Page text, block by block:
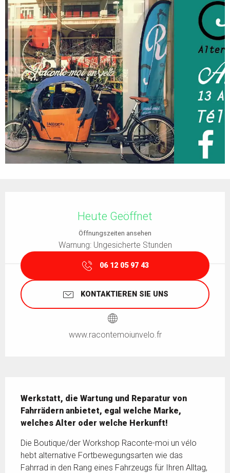
Heute Geöffnet
Öffnungszeiten ansehen
Warnung: Ungesicherte Stunden
06 12 05 97 43
KONTAKTIEREN SIE UNS
www.racontemoiunvelo.fr
Werkstatt, die Wartung und Reparatur von
Fahrrädern anbietet, egal welche Marke,
welches Alter oder welche Herkunft!
Die Boutique/der Workshop Raconte-moi un vélo
hebt alternative Fortbewegungsarten wie das
Fahrrad in den Rang eines Fahrzeugs für Ihren Alltag,